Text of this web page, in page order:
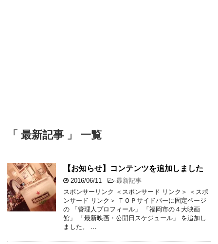
「 最新記事 」 一覧
【お知らせ】コンテンツを追加しました
2016/06/11 -最新記事
スポンサーリンク ＜スポンサード リンク＞ ＜スポ
ンサード リンク＞ ＴＯＰサイドバーに固定ページ
の 「管理人プロフィール」 「福岡市の４大映画
館」 「最新映画・公開日スケジュール」 を追加し
ました。 …